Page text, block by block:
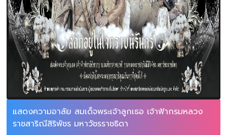
แสดงความอาลัย สมเด็จพระเจ้าลูกเธอ เจ้าฟ้ากรมหลวง
ราชสาริณีสิริพัชร มหาวัชรราชธิดา